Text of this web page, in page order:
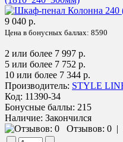
9 040 р.
Цена в бонусных баллах: 8590
2 или более 7 997 р.
5 или более 7 752 р.
10 или более 7 344 р.
Производитель: STYLE
Код: 11390-34
Бонусные баллы: 215
Наличие: Закончился
Отзывов: 0 |